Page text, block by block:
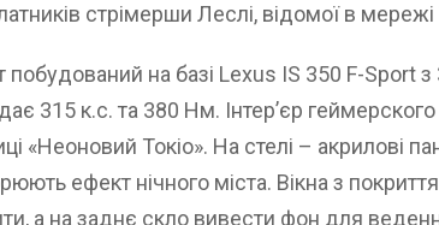
стрімерши Леслі, відомої в
побудований на базі Lexus IS 350 F-Sport
315 к.с. та 380 Нм. Інтер’єр
«Неоновий Токіо». На стелі – акрилові
ефект нічного міста. Вікна з
а на заднє скло вивести фон для